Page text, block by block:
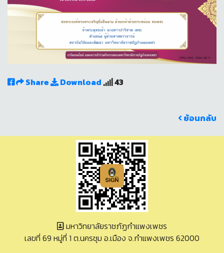
Share Download 43
ย้อนกลับ
มหาวิทยาลัยราชภัฏกำแพงเพชร
เลขที่ 69 หมู่ที่ 1 ต.นครชุม อ.เมือง จ.กำแพงเพชร 62000